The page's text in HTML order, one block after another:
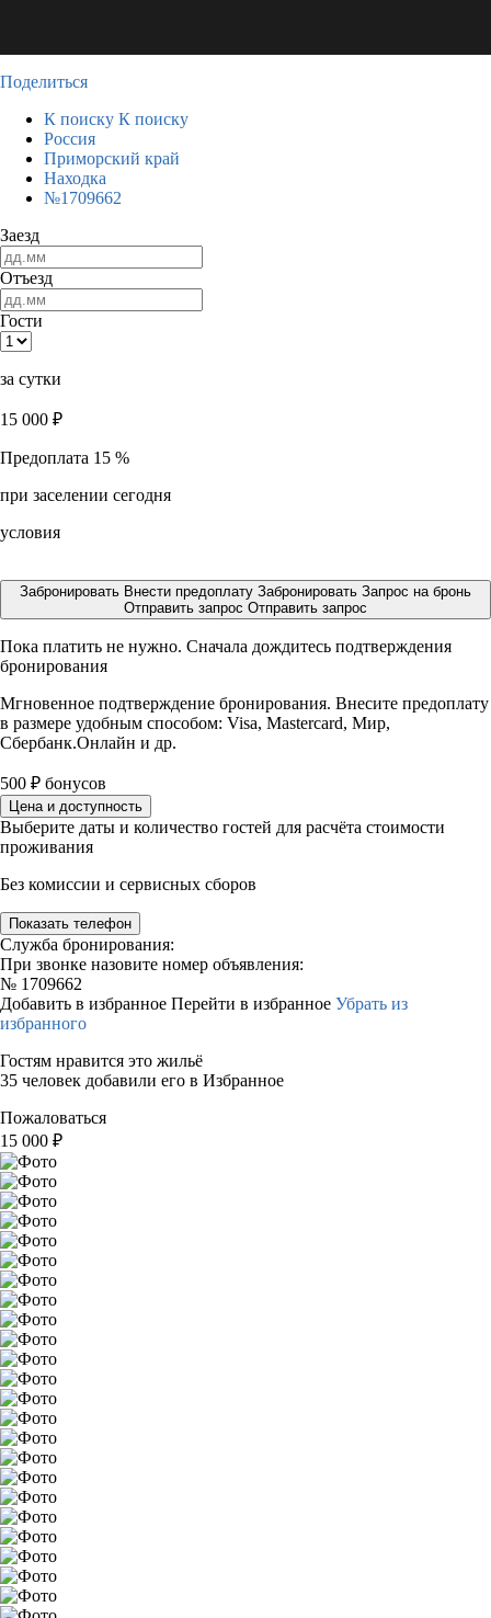
Поделиться
К поиску К поиску
Россия
Приморский край
Находка
№1709662
Заезд
Отъезд
Гости
за сутки
15 000 ₽
Предоплата 15 %
при заселении сегодня
условия
Забронировать Внести предоплату Забронировать Запрос на бронь
Отправить запрос Отправить запрос
Пока платить не нужно. Сначала дождитесь подтверждения
бронирования
Мгновенное подтверждение бронирования. Внесите предоплату
в размере удобным способом: Visa, Mastercard, Мир,
Сбербанк.Онлайн и др.
500 ₽ бонусов
Цена и доступность
Выберите даты и количество гостей для расчёта стоимости
проживания
Без комиссии и сервисных сборов
Показать телефон
Служба бронирования:
При звонке назовите номер объявления:
№ 1709662
Добавить в избранное Перейти в избранное Убрать из
избранного
Гостям нравится это жильё
35 человек добавили его в Избранное
Пожаловаться
15 000 ₽